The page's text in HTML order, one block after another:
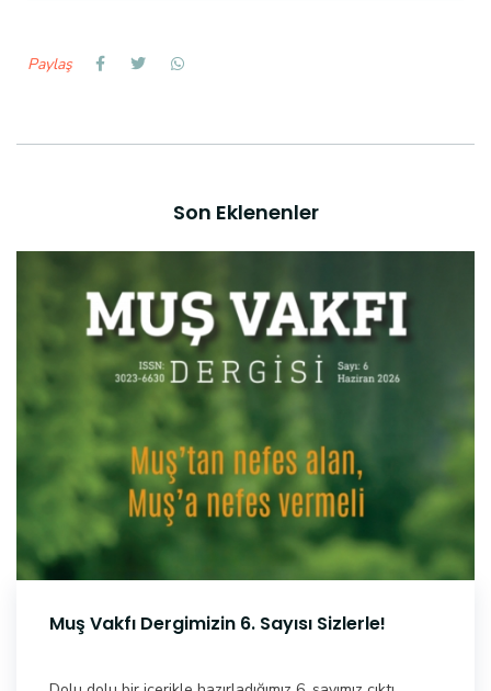
Paylaş
Son Eklenenler
Muş Vakfı Dergimizin 6. Sayısı Sizlerle!